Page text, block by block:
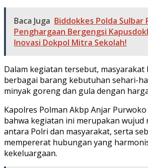
Baca Juga Biddokkes Polda Sulbar
Penghargaan Bergengsi
Inovasi Dokpol Mitra Sekolah!
Dalam kegiatan tersebut, masyarakat
berbagai barang kebutuhan sehari-
minyak goreng dan gula dengan
Kapolres Polman Akbp Anjar
bahwa kegiatan ini merupakan wujud
antara Polri dan masyarakat, serta
mempererat hubungan yang
kekeluargaan.